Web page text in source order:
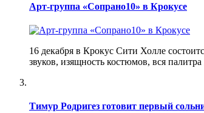
Арт-группа «Сопрано10» в Крокусе
16 декабря в Крокус Сити Холле
звуков, изящность костюмов, вся
Тимур Родригез готовит первый